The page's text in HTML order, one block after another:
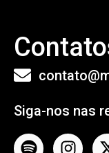
Siga-nos nas